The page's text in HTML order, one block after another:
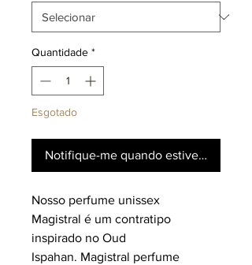
Quantidade *
Esgotado
Notifique-me quando estiver
Nosso perfume unissex
Magistral é um contratipo
inspirado no Oud
Ispahan. Magistral perfume